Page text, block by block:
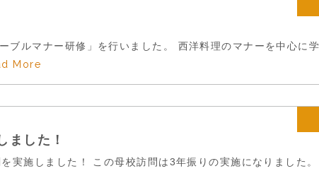
ブルマナー研修」を行いました。 西洋料理のマナーを中心に
More
した！
実施しました！ この母校訪問は3年振りの実施になりました